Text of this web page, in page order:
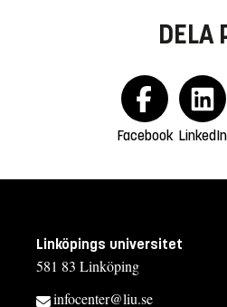
DELA
Facebook LinkedIn
Linköpings universitet
581 83 Linköping
infocenter@liu.se